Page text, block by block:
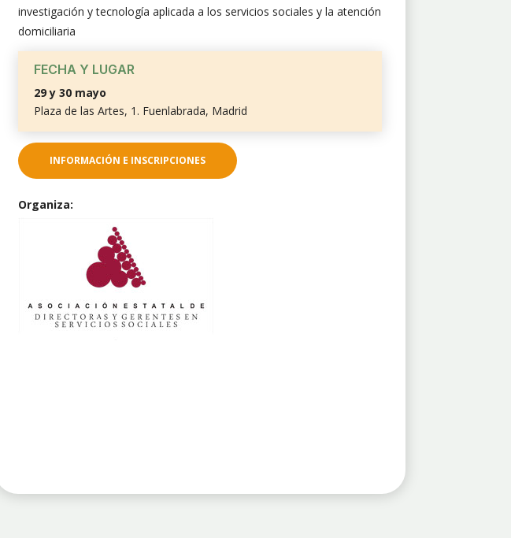
investigación y tecnología aplicada a los servicios sociales y la atención
domiciliaria
FECHA Y LUGAR
29 y 30 mayo
Plaza de las Artes, 1. Fuenlabrada, Madrid
INFORMACIÓN E INSCRIPCIONES
Organiza: